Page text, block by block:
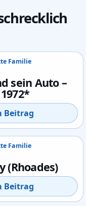
Familie
sein Auto –
Beitrag
Familie
(Rhoades)
Beitrag